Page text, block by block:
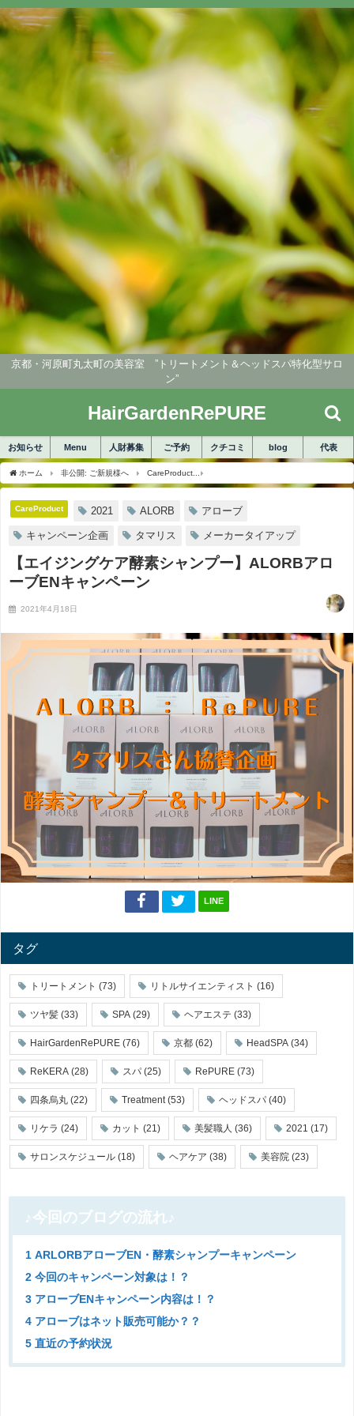
京都・河原町丸太町の美容室 ”トリートメント＆ヘッドスパ特化型サロ
ン”
HairGardenRePURE
お知らせ Menu 人財募集 ご予約 クチコミ blog 代表
ホーム 非公開: ご新規様へ CareProduct
CareProduct 2021 ALORB アローブ
キャンペーン企画 タマリス メーカータイアップ
【エイジングケア酵素シャンプー】ALORBアロ
ーブENキャンペーン
2021年4月18日
LINE
タグ
トリートメント (73) リトルサイエンティスト (16)
ツヤ髪 (33) SPA (29) ヘアエステ (33)
HairGardenRePURE (76) 京都 (62) HeadSPA (34)
ReKERA (28) スパ (25) RePURE (73)
四条烏丸 (22) Treatment (53) ヘッドスパ (40)
リケラ (24) カット (21) 美髪職人 (36) 2021 (17)
サロンスケジュール (18) ヘアケア (38) 美容院 (23)
♪今回のブログの流れ♪
1 ARLORBアローブEN・酵素シャンプーキャンペーン
2 今回のキャンペーン対象は！？
3 アローブENキャンペーン内容は！？
4 アローブはネット販売可能か？？
5 直近の予約状況